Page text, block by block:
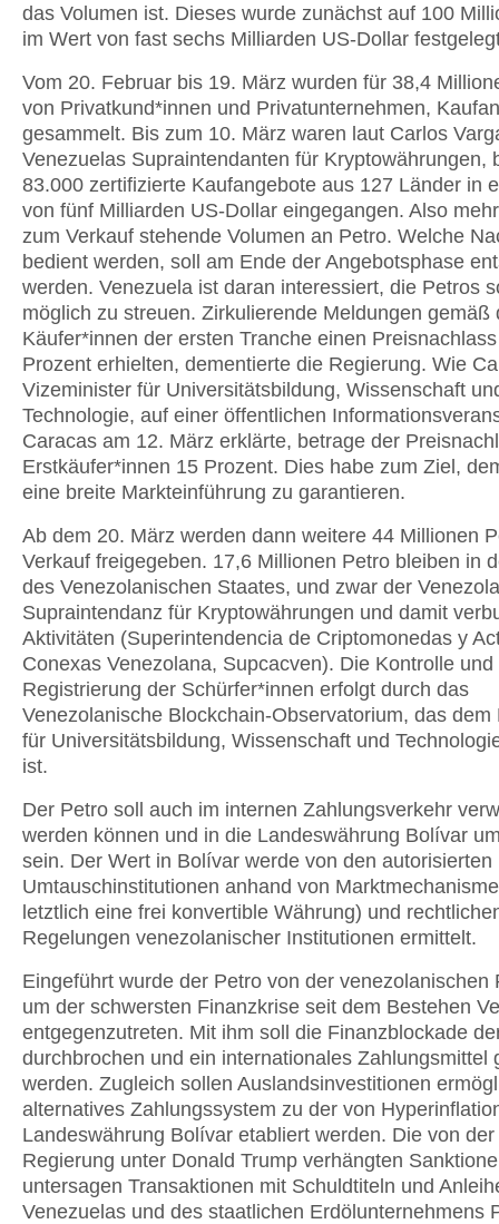
das Volumen ist. Dieses wurde zunächst auf 100
im Wert von fast sechs Milliarden US-Dollar
Vom 20. Februar bis 19. März wurden für 38,4
von Privatkund*innen und Privatunternehmen,
gesammelt. Bis zum 10. März waren laut Carlos
Venezuelas Supraintendanten für Kryptowährungen,
83.000 zertifizierte Kaufangebote aus 127 Länder in
von fünf Milliarden US-Dollar eingegangen. Also
zum Verkauf stehende Volumen an Petro. Welche
bedient werden, soll am Ende der Angebotsphase
werden. Venezuela ist daran interessiert, die Petros
möglich zu streuen. Zirkulierende Meldungen gemäß
Käufer*innen der ersten Tranche einen
Prozent erhielten, dementierte die Regierung. Wie
Vizeminister für Universitätsbildung, Wissenschaft
Technologie, auf einer öffentlichen
Caracas am 12. März erklärte, betrage der
Erstkäufer*innen 15 Prozent. Dies habe zum Ziel,
eine breite Markteinführung zu garantieren.
Ab dem 20. März werden dann weitere 44 Millionen
Verkauf freigegeben. 17,6 Millionen Petro bleiben in
des Venezolanischen Staates, und zwar der
Supraintendanz für Kryptowährungen und damit
Aktivitäten (Superintendencia de Criptomonedas y
Conexas Venezolana, Supcacven). Die Kontrolle und
Registrierung der Schürfer*innen erfolgt durch das
Venezolanische Blockchain-Observatorium, das dem
für Universitätsbildung, Wissenschaft und
ist.
Der Petro soll auch im internen Zahlungsverkehr
werden können und in die Landeswährung Bolívar
sein. Der Wert in Bolívar werde von den autorisierten
Umtauschinstitutionen anhand von
letztlich eine frei konvertible Währung) und
Regelungen venezolanischer Institutionen ermittelt.
Eingeführt wurde der Petro von der venezolanischen
um der schwersten Finanzkrise seit dem Bestehen
entgegenzutreten. Mit ihm soll die Finanzblockade
durchbrochen und ein internationales Zahlungsmittel
werden. Zugleich sollen Auslandsinvestitionen
alternatives Zahlungssystem zu der von
Landeswährung Bolívar etabliert werden. Die von der
Regierung unter Donald Trump verhängten
untersagen Transaktionen mit Schuldtiteln und
Venezuelas und des staatlichen Erdölunternehmens